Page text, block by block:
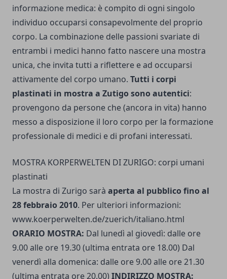
informazione medica: è compito di ogni singolo
individuo occuparsi consapevolmente del proprio
corpo. La combinazione delle passioni svariate di
entrambi i medici hanno fatto nascere una mostra
unica, che invita tutti a riflettere e ad occuparsi
attivamente del corpo umano. Tutti i corpi
plastinati in mostra a Zutigo sono autentici:
provengono da persone che (ancora in vita) hanno
messo a disposizione il loro corpo per la formazione
professionale di medici e di profani interessati.
MOSTRA KORPERWELTEN DI ZURIGO: corpi umani
plastinati
La mostra di Zurigo sarà aperta al pubblico fino al
28 febbraio 2010. Per ulteriori informazioni:
www.koerperwelten.de/zuerich/italiano.html
ORARIO MOSTRA: Dal lunedì al giovedì: dalle ore
9.00 alle ore 19.30 (ultima entrata ore 18.00) Dal
venerdì alla domenica: dalle ore 9.00 alle ore 21.30
(ultima entrata ore 20.00) INDIRIZZO MOSTRA: